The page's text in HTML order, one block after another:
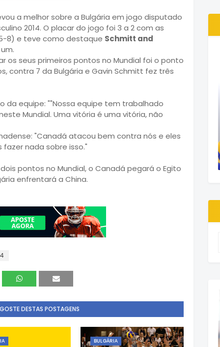
a melhor sobre a Bulgária em jogo disputado
2014. O placar do jogo foi 3 a 2 com as
8) e teve como destaque Schmitt and
os seus primeiros pontos no Mundial foi o ponto
contra 7 da Bulgária e Gavin Schmitt fez três
da equipe: ""Nossa equipe tem trabalhado
Mundial. Uma vitória é uma vitória,não
"Canadá atacou bem contra nós e eles
fazer nada sobre isso."
pontos no Mundial, o Canadá pegará o Egito
enfrentará a China.
DESTAS POSTAGENS
BULGÁRIA